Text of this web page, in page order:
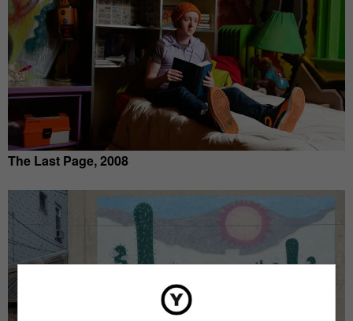
The Last Page, 2008